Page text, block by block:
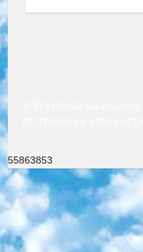
55863853